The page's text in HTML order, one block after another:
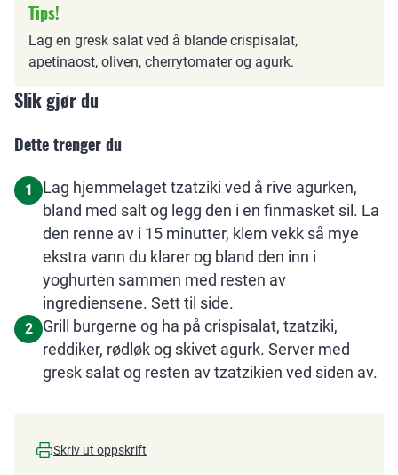
Tips!
Lag en gresk salat ved å blande crispisalat,
apetinaost, oliven, cherrytomater og agurk.
Slik gjør du
Dette trenger du
1
Lag hjemmelaget tzatziki ved å rive agurken,
bland med salt og legg den i en finmasket sil. La
den renne av i 15 minutter, klem vekk så mye
ekstra vann du klarer og bland den inn i
yoghurten sammen med resten av
ingrediensene. Sett til side.
2
Grill burgerne og ha på crispisalat, tzatziki,
reddiker, rødløk og skivet agurk. Server med
gresk salat og resten av tzatzikien ved siden av.
Skriv ut oppskrift